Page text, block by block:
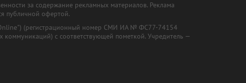
за содержание рекламных материалов. Реклама
публичной офертой.
Online") (регистрационный номер СМИ ИА № ФС77-74154
с соответствующей пометкой. Учредитель —